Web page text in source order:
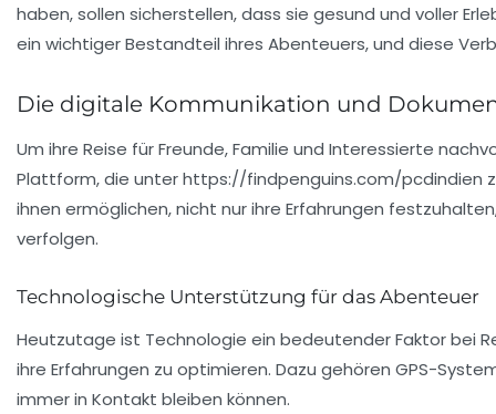
haben, sollen sicherstellen, dass sie gesund und voller
ein wichtiger Bestandteil ihres Abenteuers, und diese
Die digitale Kommunikation und
Um ihre Reise für Freunde, Familie und Interessierte
Plattform, die unter https://findpenguins.com/pcdindien
ihnen ermöglichen, nicht nur ihre Erfahrungen
verfolgen.
Technologische Unterstützung für das Abenteuer
Heutzutage ist Technologie ein bedeutender Faktor bei
ihre Erfahrungen zu optimieren. Dazu gehören GPS-
immer in Kontakt bleiben können.